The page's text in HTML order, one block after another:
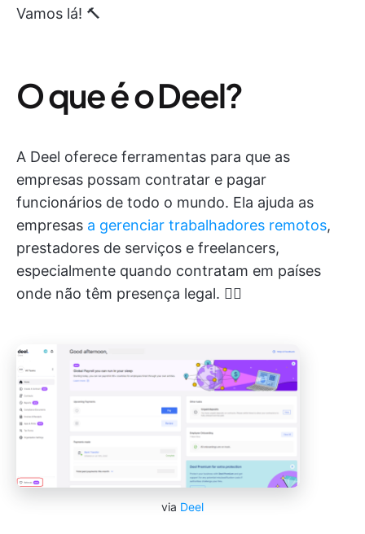
Vamos lá! 🔨
O que é o Deel?
A Deel oferece ferramentas para que as
empresas possam contratar e pagar
funcionários de todo o mundo. Ela ajuda as
empresas a gerenciar trabalhadores remotos,
prestadores de serviços e freelancers,
especialmente quando contratam em países
onde não têm presença legal. 👩‍⚖️
via Deel